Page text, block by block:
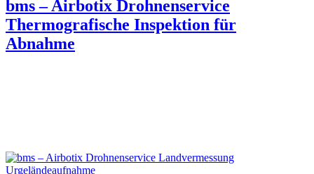
bms – Airbotix Drohnenservice
Thermografische Inspektion für
Abnahme